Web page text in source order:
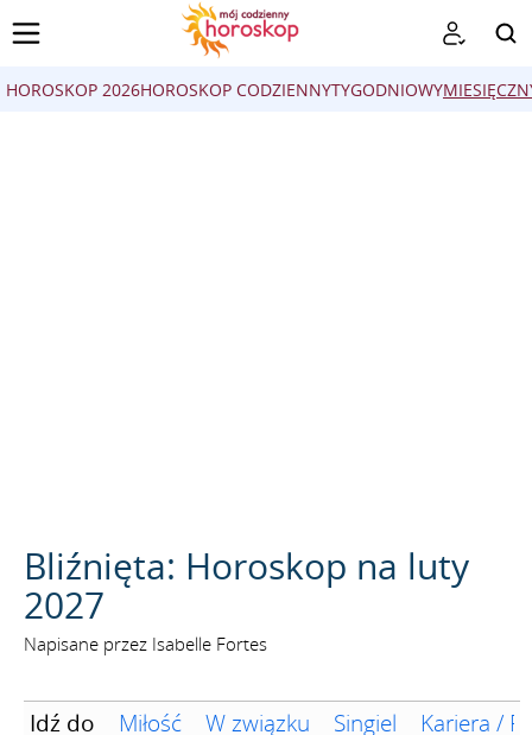
HOROSKOP 2026HOROSKOP CODZIENNYTYGODNIOWY
Bliźnięta: Horoskop na luty
2027
Napisane przez Isabelle Fortes
Idź do Miłość W związku Singiel Kariera /